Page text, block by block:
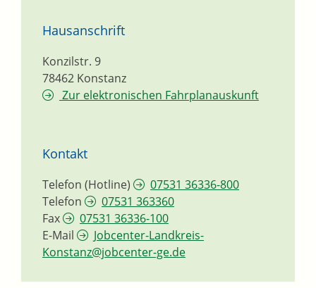
Hausanschrift
Konzilstr. 9
78462 Konstanz
Zur elektronischen Fahrplanauskunft
Kontakt
Telefon (Hotline)
07531 36336-800
Telefon
07531 363360
Fax
07531 36336-100
E-Mail
Jobcenter-Landkreis-
Konstanz@jobcenter-ge.de